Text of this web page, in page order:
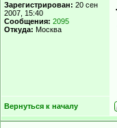
Зарегистрирован: 20 сен
2007, 15:40
Сообщения: 2095
Откуда: Москва
Вернуться к началу